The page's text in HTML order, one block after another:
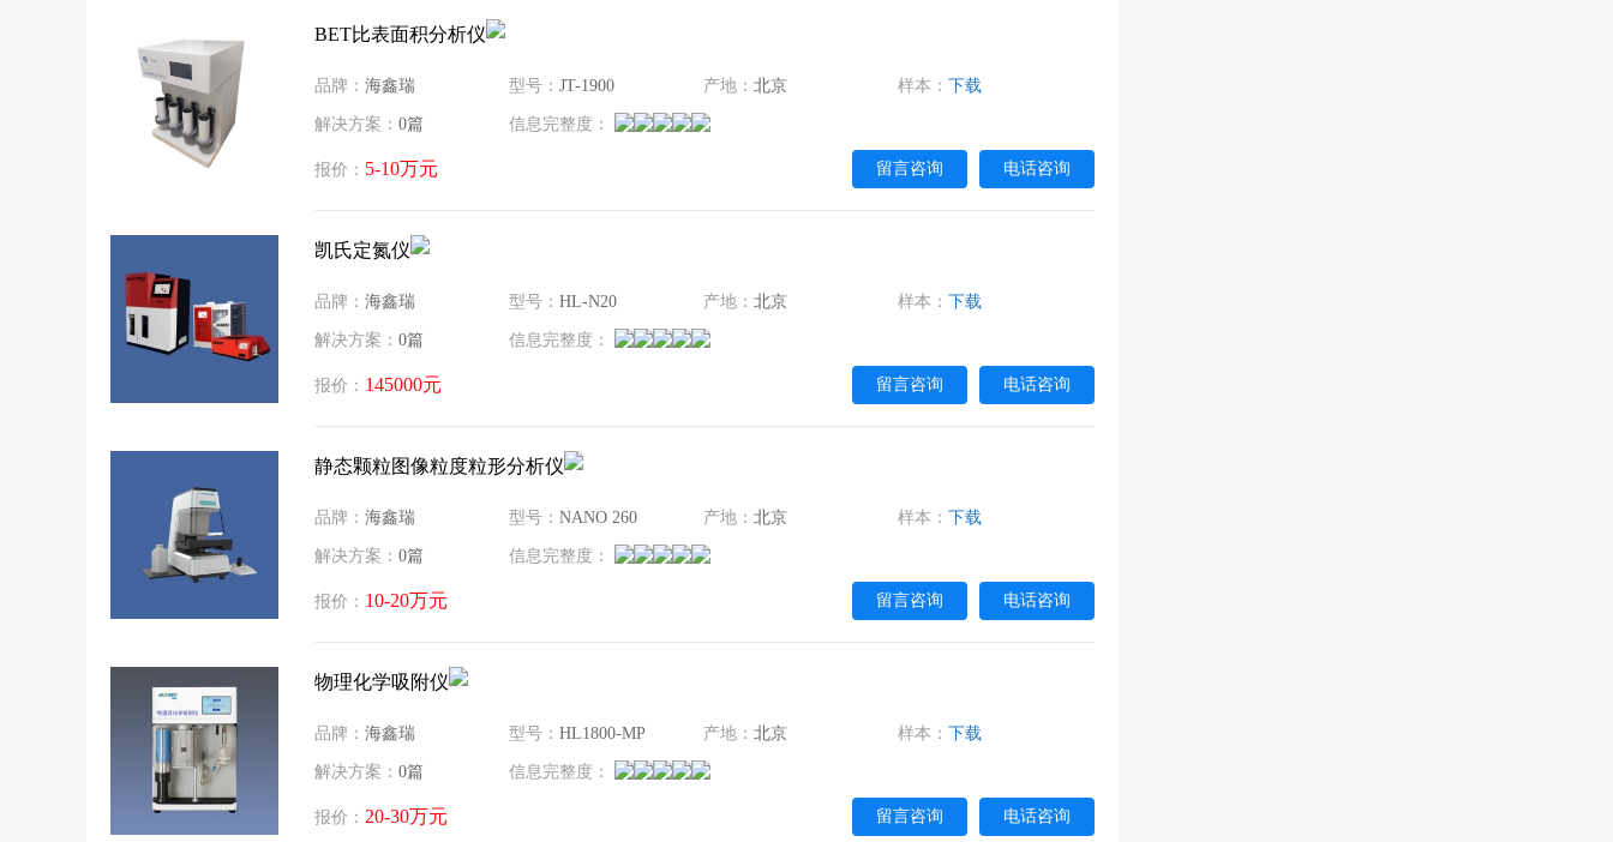
BET比表面积分析仪
品牌： 海鑫瑞 型号： JT-1900 产地： 北京 样本： 下载
解决方案： 0篇 信息完整度：
报价： 5-10万元 留言咨询 电话咨询
凯氏定氮仪
品牌： 海鑫瑞 型号： HL-N20 产地： 北京 样本： 下载
解决方案： 0篇 信息完整度：
报价： 145000元 留言咨询 电话咨询
静态颗粒图像粒度粒形分析仪
品牌： 海鑫瑞 型号： NANO 260 产地： 北京 样本： 下载
解决方案： 0篇 信息完整度：
报价： 10-20万元 留言咨询 电话咨询
物理化学吸附仪
品牌： 海鑫瑞 型号： HL1800-MP 产地： 北京 样本： 下载
解决方案： 0篇 信息完整度：
报价： 20-30万元 留言咨询 电话咨询